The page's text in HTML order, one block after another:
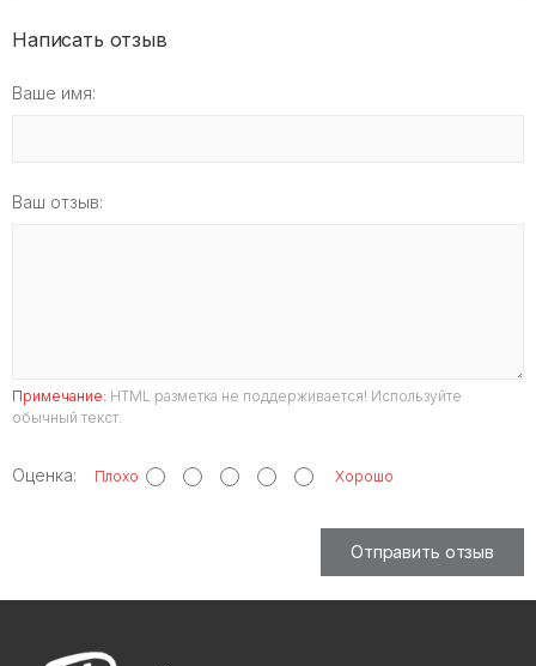
Написать отзыв
Ваше имя:
Ваш отзыв:
Примечание: HTML разметка не поддерживается! Используйте
обычный текст.
Оценка: Плохо Хорошо
Отправить отзыв